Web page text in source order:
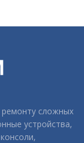
сложных
устройства,